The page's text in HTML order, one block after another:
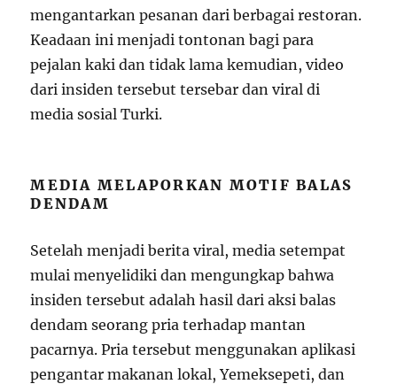
mengantarkan pesanan dari berbagai restoran.
Keadaan ini menjadi tontonan bagi para
pejalan kaki dan tidak lama kemudian, video
dari insiden tersebut tersebar dan viral di
media sosial Turki.
MEDIA MELAPORKAN MOTIF BALAS
DENDAM
Setelah menjadi berita viral, media setempat
mulai menyelidiki dan mengungkap bahwa
insiden tersebut adalah hasil dari aksi balas
dendam seorang pria terhadap mantan
pacarnya. Pria tersebut menggunakan aplikasi
pengantar makanan lokal, Yemeksepeti, dan